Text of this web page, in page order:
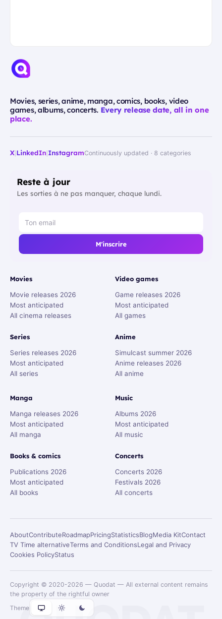
Movies, series, anime, manga, comics, books, video
games, albums, concerts. Every release date, all in one
place.
X|LinkedIn|InstagramContinuously updated · 8 categories
Reste à jour
Les sorties à ne pas manquer, chaque lundi.
M'inscrire
Movies
Movie releases 2026
Most anticipated
All cinema releases
Series
Series releases 2026
Most anticipated
All series
Video games
Game releases 2026
Most anticipated
All games
Anime
Simulcast summer 2026
Anime releases 2026
All anime
Manga
Manga releases 2026
Most anticipated
All manga
Books & comics
Publications 2026
Most anticipated
All books
Music
Albums 2026
Most anticipated
All music
Concerts
Concerts 2026
Festivals 2026
All concerts
AboutContributeRoadmapPricingStatisticsBlogMedia KitContact
TV Time alternativeTerms and ConditionsLegal and Privacy
Cookies PolicyStatus
Copyright © 2020-2026 — Quodat — All external content remains
the property of the rightful owner
Theme